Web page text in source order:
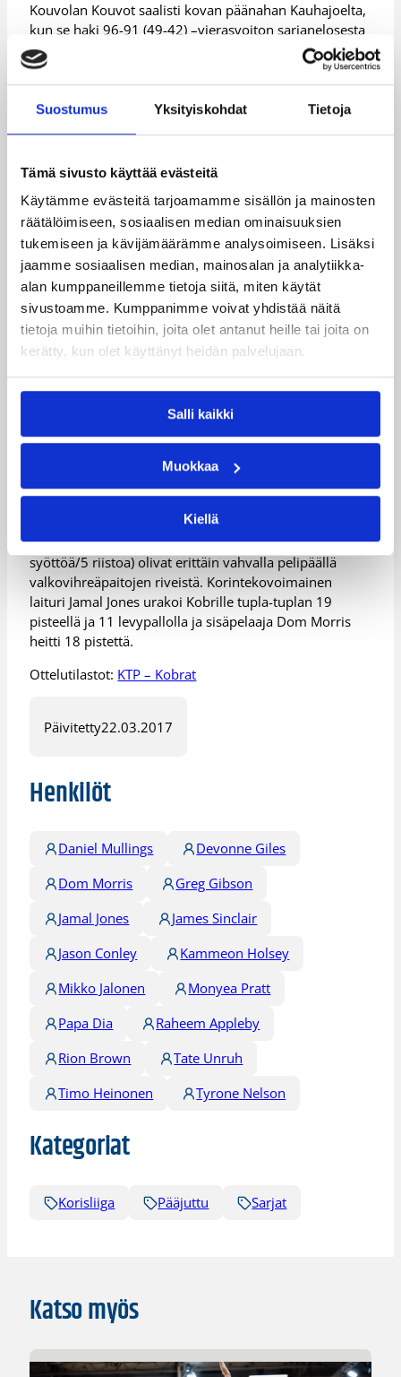
Suostumus Yksityiskohdat Tietoja
Tämä sivusto käyttää evästeitä
Käytämme evästeitä tarjoamamme sisällön ja mainosten
räätälöimiseen, sosiaalisen median ominaisuuksien
tukemiseen ja kävijämäärämme analysoimiseen. Lisäksi
jaamme sosiaalisen median, mainosalan ja analytiikka-
alan kumppaneillemme tietoja siitä, miten käytät
sivustoamme. Kumppanimme voivat yhdistää näitä
tietoja muihin tietoihin, joita olet antanut heille tai joita on
kerätty, kun olet käyttänyt heidän palvelujaan.
Salli kaikki
Muokkaa
Kiellä
Kouvolan Kouvot saalisti kovan päänahan Kauhajoelta,
kun se haki 96-91 (49-42) –vierasvoiton sarjanelosesta
Karhusta. Kotijoukkue kävi tasoissa päätösjakson
puolivälin jälkeen, mutta Kouvojen puolustus antoi
isännille vain yhden pelitilannekorin tämän jälkeen,
eikä Karhu käynyt ratkaisuhetkillä enää kolmea pistettä
22 pistettä, sentteri Rakeem Bucklesin ja laituri Michael
Cuffeen heittäessä 14 pistettä mieheen.. Karhun Tate
Unruh pussitti 23 pistettä ja härkämäinen Devonne
Giles sekä monipuolinen sisäpelaaja Kammeon Holsey
kirjauttivat kumpainenkin tilastoihinsa 19 pistettä ja 9
levypalloa.
Ottelutilastot:Karhu – Kouvot
KTP kaatoi Kobrat
KTP piti pudotuspelihaaveensa vahvasti elossa, kaataen
kotiyleisöstään ja kaasutti Kobrilta karkuun matkalla
85-76 (45-41) –kotivoittoon.
KTP:n tilastorohmu Monyea Pratt (20/4/8 syöttöä/4
riistoa/1 torjunta) ja takamies Antwan Scott (23/9/4
syöttöä/5 riistoa) olivat erittäin vahvalla pelipäällä
valkovihreäpaitojen riveistä. Korintekovoimainen
laituri Jamal Jones urakoi Kobrille tupla-tuplan 19
pisteellä ja 11 levypallolla ja sisäpelaaja Dom Morris
heitti 18 pistettä.
Ottelutilastot: KTP – Kobrat
Päivitetty22.03.2017
Henkilöt
Daniel Mullings
Devonne Giles
Dom Morris
Greg Gibson
Jamal Jones
James Sinclair
Jason Conley
Kammeon Holsey
Mikko Jalonen
Monyea Pratt
Papa Dia
Raheem Appleby
Rion Brown
Tate Unruh
Timo Heinonen
Tyrone Nelson
Kategoriat
Korisliiga Pääjuttu Sarjat
Katso myös